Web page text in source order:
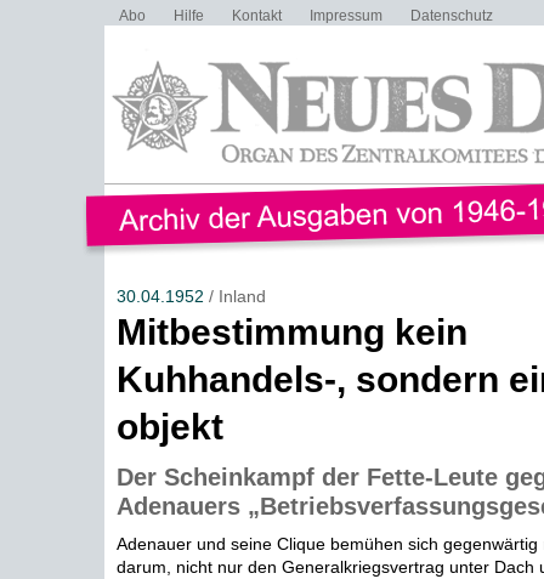
Abo Hilfe Kontakt Impressum Datenschutz
30.04.1952 / Inland
Mitbestimmung kein
Kuhhandels-, sondern
objekt
Der Scheinkampf der Fette-Leute
Adenauers
Adenauer und seine Clique bemühen sich gegenwärtig
darum, nicht nur den Generalkriegsvertrag unter Dach